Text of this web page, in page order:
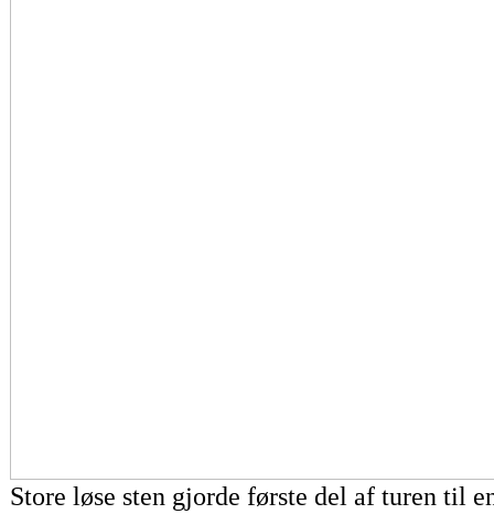
Store løse sten gjorde første del af turen til